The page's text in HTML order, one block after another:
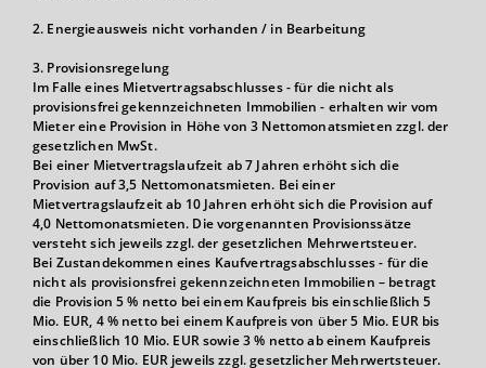
2. Energieausweis nicht vorhanden / in Bearbeitung
3. Provisionsregelung
Im Falle eines Mietvertragsabschlusses - für die nicht als
provisionsfrei gekennzeichneten Immobilien - erhalten wir vom
Mieter eine Provision in Höhe von 3 Nettomonatsmieten zzgl. der
gesetzlichen MwSt.
Bei einer Mietvertragslaufzeit ab 7 Jahren erhöht sich die
Provision auf 3,5 Nettomonatsmieten. Bei einer
Mietvertragslaufzeit ab 10 Jahren erhöht sich die Provision auf
4,0 Nettomonatsmieten. Die vorgenannten Provisionssätze
versteht sich jeweils zzgl. der gesetzlichen Mehrwertsteuer.
Bei Zustandekommen eines Kaufvertragsabschlusses - für die
nicht als provisionsfrei gekennzeichneten Immobilien – betragt
die Provision 5 % netto bei einem Kaufpreis bis einschließlich 5
Mio. EUR, 4 % netto bei einem Kaufpreis von über 5 Mio. EUR bis
einschließlich 10 Mio. EUR sowie 3 % netto ab einem Kaufpreis
von über 10 Mio. EUR jeweils zzgl. gesetzlicher Mehrwertsteuer.